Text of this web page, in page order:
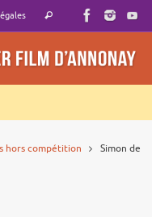
Recherche
Rechercher
hors compétition
Simon de